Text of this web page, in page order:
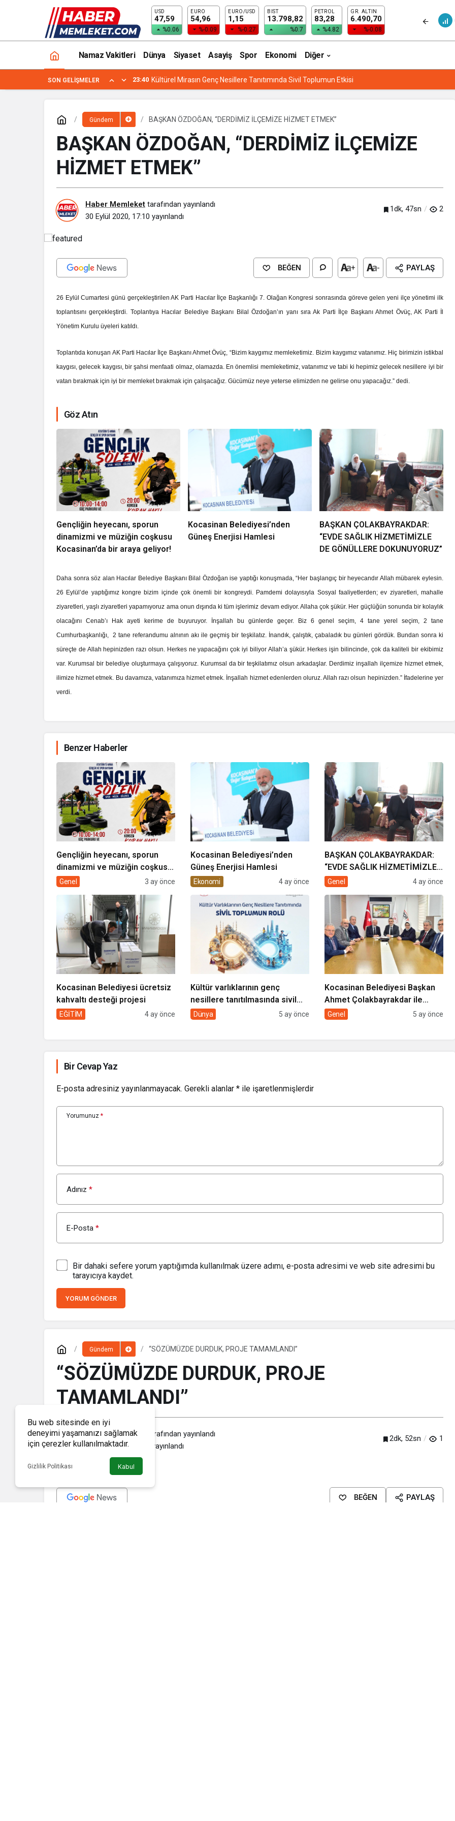
USD
47,59
%0.06
EURO
54,96
%-0.09
EURO/USD
1,15
%-0.27
BIST
13.798,82
%0.7
PETROL
83,28
%4.82
GR. ALTIN
6.490,70
%-0.08
Namaz Vakitleri Dünya Siyaset Asayiş Spor Ekonomi Diğer
SON GELIŞMELER 23:40 Kültürel Mirasın Genç Nesillere Tanıtımında Sivil Toplumun Etkisi
Gündem BAŞKAN ÖZDOĞAN, “DERDİMİZ İLÇEMİZE HİZMET ETMEK”
BAŞKAN ÖZDOĞAN, “DERDİMİZ İLÇEMİZE
HİZMET ETMEK”
Haber Memleket tarafından yayınlandı
30 Eylül 2020, 17:10 yayınlandı
1dk, 47sn 2
BEĞEN + - PAYLAŞ
26 Eylül Cumartesi günü gerçekleştirilen AK Parti Hacılar İlçe Başkanlığı 7. Olağan Kongresi sonrasında göreve gelen yeni ilçe yönetimi ilk
toplantısını gerçekleştirdi. Toplantıya Hacılar Belediye Başkanı Bilal Özdoğan’ın yanı sıra Ak Parti İlçe Başkanı Ahmet Övüç, AK Parti İl
Yönetim Kurulu üyeleri katıldı.
Toplantıda konuşan AK Parti Hacılar İlçe Başkanı Ahmet Övüç, “Bizim kaygımız memleketimiz. Bizim kaygımız vatanımız. Hiç birimizin istikbal
kaygısı, gelecek kaygısı, bir şahsi menfaati olmaz, olamazda. En önemlisi memleketimiz, vatanımız ve tabi ki hepimiz gelecek nesillere iyi bir
vatan bırakmak için iyi bir memleket bırakmak için çalışacağız. Gücümüz neye yeterse elimizden ne gelirse onu yapacağız.” dedi.
Göz Atın
Gençliğin heyecanı, sporun
dinamizmi ve müziğin coşkusu
Kocasinan’da bir araya geliyor!
Kocasinan Belediyesi’nden
Güneş Enerjisi Hamlesi
BAŞKAN ÇOLAKBAYRAKDAR:
“EVDE SAĞLIK HİZMETİMİZLE
DE GÖNÜLLERE DOKUNUYORUZ”
Daha sonra söz alan Hacılar Belediye Başkanı Bilal Özdoğan ise yaptığı konuşmada, “Her başlangıç bir heyecandır Allah mübarek eylesin.
26 Eylül’de yaptığımız kongre bizim içinde çok önemli bir kongreydi. Pamdemi dolayısıyla Sosyal faaliyetlerden; ev ziyaretleri, mahalle
ziyaretleri, yaşlı ziyaretleri yapamıyoruz ama onun dışında ki tüm işlerimiz devam ediyor. Allaha çok şükür. Her güçlüğün sonunda bir kolaylık
olacağını Cenab’ı Hak ayeti kerime de buyuruyor. İnşallah bu günlerde geçer. Biz 6 genel seçim, 4 tane yerel seçim, 2 tane
Cumhurbaşkanlığı, 2 tane referandumu alnının akı ile geçmiş bir teşkilatız. İnandık, çalıştık, çabaladık bu günleri gördük. Bundan sonra ki
süreçte de Allah hepinizden razı olsun. Herkes ne yapacağını çok iyi biliyor Allah’a şükür. Herkes işin bilincinde, çok da kaliteli bir ekibimiz
var. Kurumsal bir belediye oluşturmaya çalışıyoruz. Kurumsal da bir teşkilatımız olsun arkadaşlar. Derdimiz inşallah ilçemize hizmet etmek,
ilimize hizmet etmek. Bu davamıza, vatanımıza hizmet etmek. İnşallah hizmet edenlerden oluruz. Allah razı olsun hepinizden.” İfadelerine yer
verdi.
Benzer Haberler
Gençliğin heyecanı, sporun
dinamizmi ve müziğin coşkusu
Kocasinan’da bir araya geliyor!
Genel 3 ay önce
Kocasinan Belediyesi’nden
Güneş Enerjisi Hamlesi
Ekonomi 4 ay önce
BAŞKAN ÇOLAKBAYRAKDAR:
“EVDE SAĞLIK HİZMETİMİZLE
DE GÖNÜLLERE
Genel 4 ay önce
Kocasinan Belediyesi ücretsiz
kahvaltı desteği projesi
EĞİTİM 4 ay önce
Kültür varlıklarının genç
nesillere tanıtılmasında sivil
toplumun rolü
Dünya 5 ay önce
Kocasinan Belediyesi Başkan
Ahmet Çolakbayrakdar ile
yeniliklere imza atıyor
Genel 5 ay önce
Bir Cevap Yaz
E-posta adresiniz yayınlanmayacak. Gerekli alanlar * ile işaretlenmişlerdir
Yorumunuz *
Adınız *
E-Posta *
Bir dahaki sefere yorum yaptığımda kullanılmak üzere adımı, e-posta adresimi ve web site adresimi bu
tarayıcıya kaydet.
YORUM GÖNDER
Tanıtımında Sivil Toplumun Etkisi
Gündem “SÖZÜMÜZDE DURDUK, PROJE TAMAMLANDI”
“SÖZÜMÜZDE DURDUK, PROJE
TAMAMLANDI”
Haber Memleket
tarafından yayınlandı
30 Eylül 2020, 17:09
yayınlandı
2dk, 52sn 1
BEĞEN PAYLAŞ
“SÖZÜMÜZDE DURDUK, PROJE TAMAMLANDI”
Bu web sitesinde en iyi
deneyimi yaşamanızı sağlamak
için çerezler kullanılmaktadır.
Gizlilik Politikası Kabul